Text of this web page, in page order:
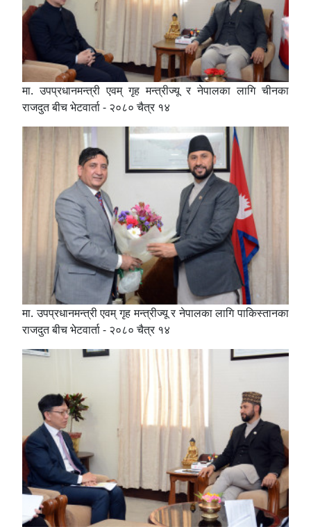
मा. उपप्रधानमन्त्री एवम् गृह मन्त्रीज्यू र नेपालका लागि चीनका
राजदुत बीच भेटवार्ता - २०८० चैत्र १४
मा. उपप्रधानमन्त्री एवम् गृह मन्त्रीज्यू र नेपालका लागि पाकिस्तानका
राजदुत बीच भेटवार्ता - २०८० चैत्र १४